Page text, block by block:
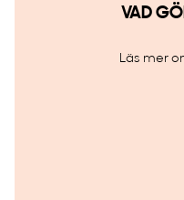
VAD
Läs mer